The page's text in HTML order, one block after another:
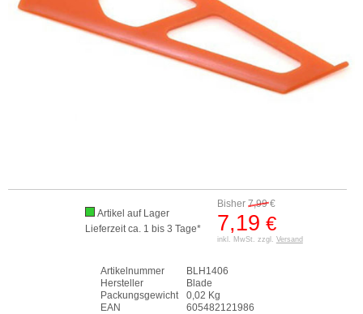
Bisher 7,99€
7,19 €
inkl. MwSt. zzgl. Versand
Artikel auf Lager
Lieferzeit ca. 1 bis 3 Tage*
Artikelnummer
BLH1406
Hersteller
Blade
Packungsgewicht
0,02 Kg
EAN
605482121986